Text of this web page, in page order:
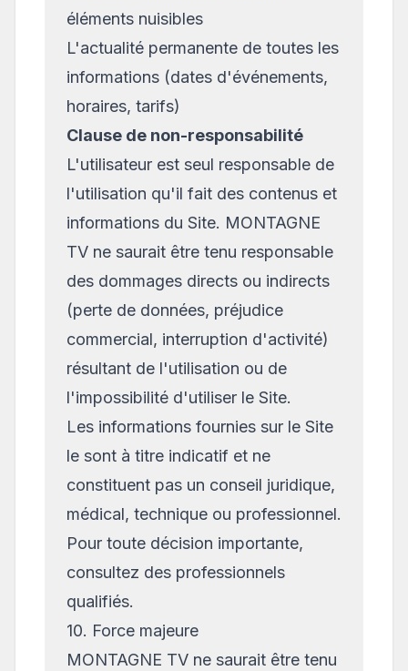
éléments nuisibles
L'actualité permanente de toutes les
informations (dates d'événements,
horaires, tarifs)
Clause de non-responsabilité
L'utilisateur est seul responsable de
l'utilisation qu'il fait des contenus et
informations du Site. MONTAGNE
TV ne saurait être tenu responsable
des dommages directs ou indirects
(perte de données, préjudice
commercial, interruption d'activité)
résultant de l'utilisation ou de
l'impossibilité d'utiliser le Site.
Les informations fournies sur le Site
le sont à titre indicatif et ne
constituent pas un conseil juridique,
médical, technique ou professionnel.
Pour toute décision importante,
consultez des professionnels
qualifiés.
10. Force majeure
MONTAGNE TV ne saurait être tenu